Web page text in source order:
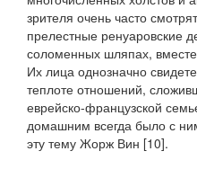
зрителя очень часто
прелестные ренуаровские
соломенных шляпах,
Их лица однозначно
теплоте отношений,
еврейско-французской
домашним всегда было с
эту тему Жорж Вин [10].